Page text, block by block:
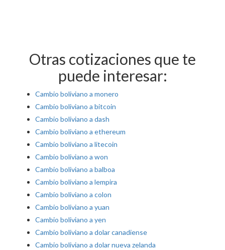
Otras cotizaciones que te
puede interesar:
Cambio boliviano a monero
Cambio boliviano a bitcoin
Cambio boliviano a dash
Cambio boliviano a ethereum
Cambio boliviano a litecoin
Cambio boliviano a won
Cambio boliviano a balboa
Cambio boliviano a lempira
Cambio boliviano a colon
Cambio boliviano a yuan
Cambio boliviano a yen
Cambio boliviano a dolar canadiense
Cambio boliviano a dolar nueva zelanda